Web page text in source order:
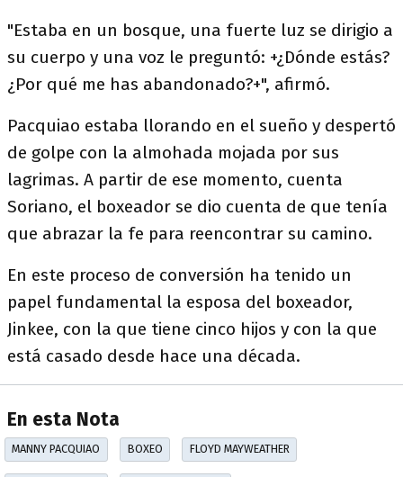
"Estaba en un bosque, una fuerte luz se dirigio a
su cuerpo y una voz le preguntó: +¿Dónde estás?
¿Por qué me has abandonado?+", afirmó.
Pacquiao estaba llorando en el sueño y despertó
de golpe con la almohada mojada por sus
lagrimas. A partir de ese momento, cuenta
Soriano, el boxeador se dio cuenta de que tenía
que abrazar la fe para reencontrar su camino.
En este proceso de conversión ha tenido un
papel fundamental la esposa del boxeador,
Jinkee, con la que tiene cinco hijos y con la que
está casado desde hace una década.
En esta Nota
MANNY PACQUIAO BOXEO FLOYD MAYWEATHER